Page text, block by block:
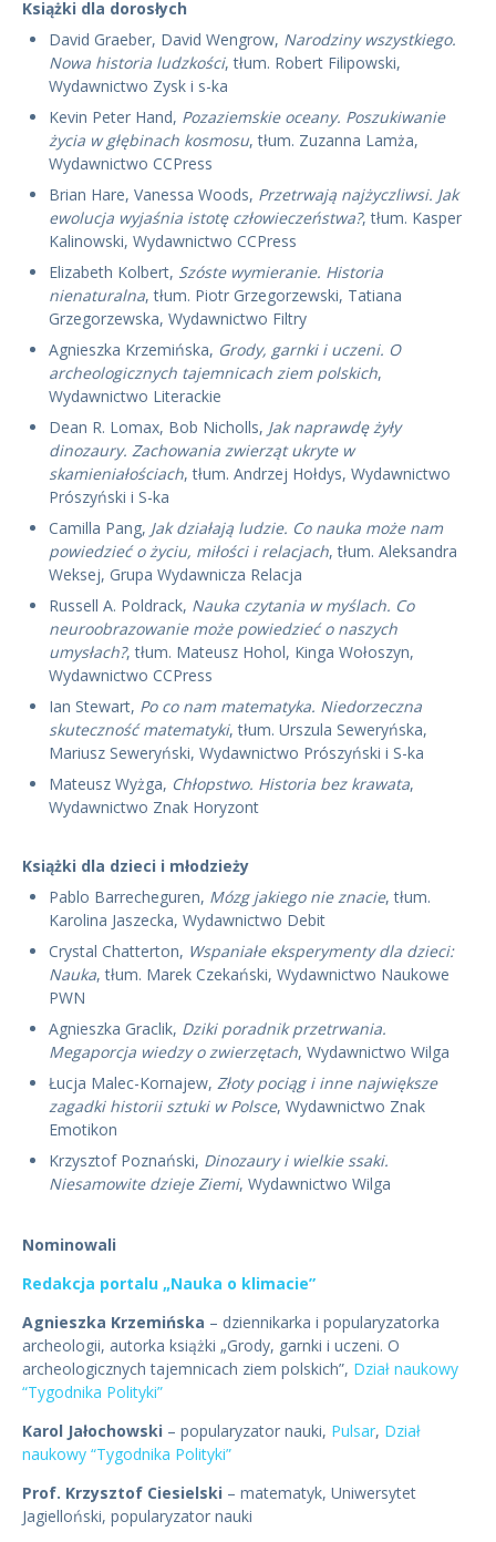
Książki dla dorosłych
David Graeber, David Wengrow, Narodziny wszystkiego.
Nowa historia ludzkości, tłum. Robert Filipowski,
Wydawnictwo Zysk i s-ka
Kevin Peter Hand, Pozaziemskie oceany. Poszukiwanie
życia w głębinach kosmosu, tłum. Zuzanna Lamża,
Wydawnictwo CCPress
Brian Hare, Vanessa Woods, Przetrwają najżyczliwsi. Jak
ewolucja wyjaśnia istotę człowieczeństwa?, tłum. Kasper
Kalinowski, Wydawnictwo CCPress
Elizabeth Kolbert, Szóste wymieranie. Historia
nienaturalna, tłum. Piotr Grzegorzewski, Tatiana
Grzegorzewska, Wydawnictwo Filtry
Agnieszka Krzemińska, Grody, garnki i uczeni. O
archeologicznych tajemnicach ziem polskich,
Wydawnictwo Literackie
Dean R. Lomax, Bob Nicholls, Jak naprawdę żyły
dinozaury. Zachowania zwierząt ukryte w
skamieniałościach, tłum. Andrzej Hołdys, Wydawnictwo
Prószyński i S-ka
Camilla Pang, Jak działają ludzie. Co nauka może nam
powiedzieć o życiu, miłości i relacjach, tłum. Aleksandra
Weksej, Grupa Wydawnicza Relacja
Russell A. Poldrack, Nauka czytania w myślach. Co
neuroobrazowanie może powiedzieć o naszych
umysłach?, tłum. Mateusz Hohol, Kinga Wołoszyn,
Wydawnictwo CCPress
Ian Stewart, Po co nam matematyka. Niedorzeczna
skuteczność matematyki, tłum. Urszula Seweryńska,
Mariusz Seweryński, Wydawnictwo Prószyński i S-ka
Mateusz Wyżga, Chłopstwo. Historia bez krawata,
Wydawnictwo Znak Horyzont
Książki dla dzieci i młodzieży
Pablo Barrecheguren, Mózg jakiego nie znacie, tłum.
Karolina Jaszecka, Wydawnictwo Debit
Crystal Chatterton, Wspaniałe eksperymenty dla dzieci:
Nauka, tłum. Marek Czekański, Wydawnictwo Naukowe
PWN
Agnieszka Graclik, Dziki poradnik przetrwania.
Megaporcja wiedzy o zwierzętach, Wydawnictwo Wilga
Łucja Malec-Kornajew, Złoty pociąg i inne największe
zagadki historii sztuki w Polsce, Wydawnictwo Znak
Emotikon
Krzysztof Poznański, Dinozaury i wielkie ssaki.
Niesamowite dzieje Ziemi, Wydawnictwo Wilga
Nominowali
Redakcja portalu „Nauka o klimacie”
Agnieszka Krzemińska – dziennikarka i popularyzatorka
archeologii, autorka książki „Grody, garnki i uczeni. O
archeologicznych tajemnicach ziem polskich”, Dział naukowy
“Tygodnika Polityki”
Karol Jałochowski – popularyzator nauki, Pulsar, Dział
naukowy “Tygodnika Polityki”
Prof. Krzysztof Ciesielski – matematyk, Uniwersytet
Jagielloński, popularyzator nauki